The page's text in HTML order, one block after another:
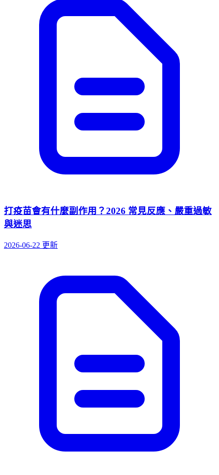
打疫苗會有什麼副作用？2026 常見反應、嚴重過敏
與迷思
2026-06-22 更新